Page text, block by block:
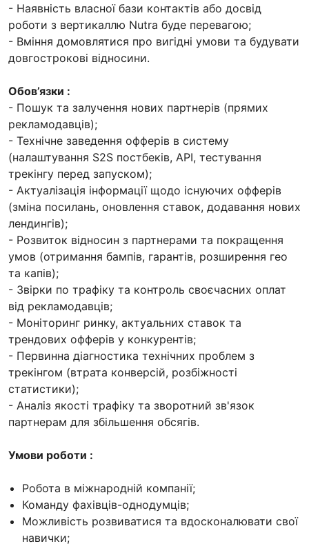
- Наявність власної бази контактів або досвід
роботи з вертикаллю Nutra буде перевагою;
- Вміння домовлятися про вигідні умови та будувати
довгострокові відносини.
Обов’язки :
- Пошук та залучення нових партнерів (прямих
рекламодавців);
- Технічне заведення офферів в систему
(налаштування S2S постбеків, API, тестування
трекінгу перед запуском);
- Актуалізація інформації щодо існуючих офферів
(зміна посилань, оновлення ставок, додавання нових
лендингів);
- Розвиток відносин з партнерами та покращення
умов (отримання бампів, гарантів, розширення гео
та капів);
- Звірки по трафіку та контроль своєчасних оплат
від рекламодавців;
- Моніторинг ринку, актуальних ставок та
трендових офферів у конкурентів;
- Первинна діагностика технічних проблем з
трекінгом (втрата конверсій, розбіжності
статистики);
- Аналіз якості трафіку та зворотний зв'язок
партнерам для збільшення обсягів.
Умови роботи :
Робота в міжнародній компанії;
Команду фахівців-однодумців;
Можливість розвиватися та вдосконалювати свої
навички;